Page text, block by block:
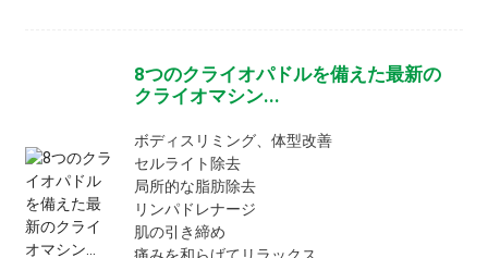
8つのクライオパドルを備えた最新の
クライオマシン...
ボディスリミング、体型改善
セルライト除去
局所的な脂肪除去
リンパドレナージ
肌の引き締め